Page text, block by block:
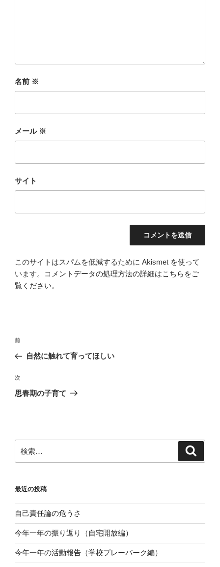
名前 ※
メール ※
サイト
このサイトはスパムを低減するために Akismet を使って
います。
コメントデータの処理方法の詳細はこちらをご
覧ください。
投
ナ
ビ
ゲ
ン
前
の
稿
前
自然に触れて育ってほしい
次
の
次
思春期の子育て
索:
最近の投稿
自己責任論の危うさ
今年一年の振り返り（自宅開放編）
今年一年の活動報告（学校プレーパーク編）